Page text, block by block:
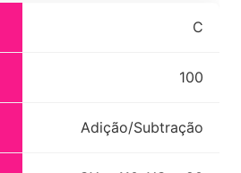
C
100
Adição/Subtração